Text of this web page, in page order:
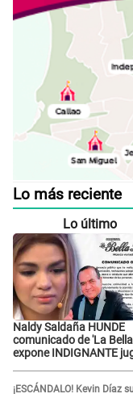
Lo más reciente
Lo último
Naldy Saldaña HUNDE
comunicado de 'La
expone INDIGNANTE
¡ESCÁNDALO! Kevin Díaz